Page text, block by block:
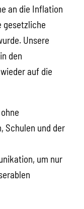
an die Inflation
gesetzliche
Unsere
den
auf die
Schulen und der
um nur